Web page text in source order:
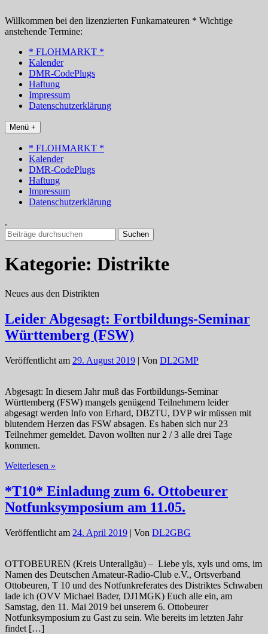
Inhalt
springen
Willkommen bei den lizenzierten Funkamateuren * Wichtige
anstehende Termine:
* FLOHMARKT *
Kalender
DMR-CodePlugs
Haftung
Impressum
Datenschutzerklärung
Menü +
* FLOHMARKT *
Kalender
DMR-CodePlugs
Haftung
Impressum
Datenschutzerklärung
.
Suchen
nach:
Kategorie: Distrikte
Neues aus den Distrikten
Leider Abgesagt: Fortbildungs-Seminar
Württemberg (FSW)
Veröffentlicht am 29. August 2019 | Von DL2GMP
Abgesagt: In diesem Jahr muß das Fortbildungs-Seminar
Württemberg (FSW) mangels genügend Teilnehmern leider
abgesagt werden Info von Erhard, DB2TU, DVP wir müssen mit
blutendem Herzen das FSW absagen. Es haben sich nur 23
Teilnehmer gemeldet. Davon wollten nur 2 / 3 alle drei Tage
kommen.
Weiterlesen »
Fortbildungs-
Seminar
Württemberg
*T10* Einladung zum 6. Ottobeurer
Notfunksymposium am 11.05.
Veröffentlicht am 24. April 2019 | Von DL2GBG
OTTOBEUREN (Kreis Unterallgäu) – Liebe yls, xyls und oms, im
Namen des Deutschen Amateur-Radio-Club e.V., Ortsverband
Ottobeuren, T 10 und des Notfunkreferates des Distriktes Schwaben
lade ich (OVV Michael Bader, DJ1MGK) Euch alle ein, am
Samstag, den 11. Mai 2019 bei unserem 6. Ottobeurer
Notfunksymposium zu Gast zu sein. Wie bereits im letzten Jahr
findet […]